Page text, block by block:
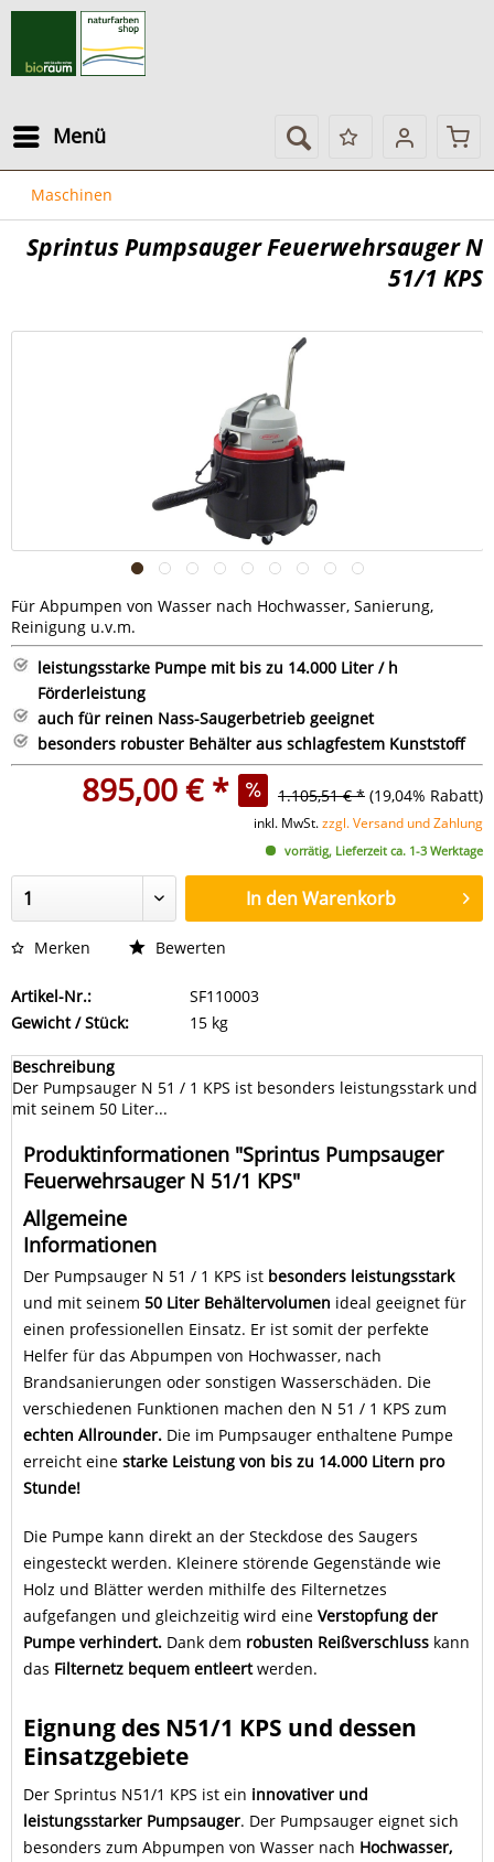
Menü
Maschinen
Sprintus Pumpsauger Feuerwehrsauger N
51/1 KPS
Für Abpumpen von Wasser nach Hochwasser, Sanierung,
Reinigung u.v.m.
leistungsstarke Pumpe mit bis zu 14.000 Liter / h
Förderleistung
auch für reinen Nass-Saugerbetrieb geeignet
besonders robuster Behälter aus schlagfestem Kunststoff
895,00 € * 1.105,51 € * (19,04% Rabatt)
inkl. MwSt.zzgl. Versand und Zahlung
vorrätig, Lieferzeit ca. 1-3 Werktage
In denWarenkorb
Merken Bewerten
Artikel-Nr.:
SF110003
Gewicht / Stück:
15 kg
Beschreibung
Der Pumpsauger N 51 / 1 KPS ist besonders leistungsstark und
mit seinem 50 Liter...
Produktinformationen "Sprintus Pumpsauger
Feuerwehrsauger N 51/1 KPS"
Allgemeine
Informationen
Der Pumpsauger N 51 / 1 KPS ist besonders leistungsstark
und mit seinem 50 Liter Behältervolumen ideal geeignet für
einen professionellen Einsatz. Er ist somit der perfekte
Helfer für das Abpumpen von Hochwasser, nach
Brandsanierungen oder sonstigen Wasserschäden. Die
verschiedenen Funktionen machen den N 51 / 1 KPS zum
echten Allrounder. Die im Pumpsauger enthaltene Pumpe
erreicht eine starke Leistung von bis zu 14.000 Litern pro
Stunde!
Die Pumpe kann direkt an der Steckdose des Saugers
eingesteckt werden. Kleinere störende Gegenstände wie
Holz und Blätter werden mithilfe des Filternetzes
aufgefangen und gleichzeitig wird eine Verstopfung der
Pumpe verhindert. Dank dem robusten Reißverschluss kann
das Filternetz bequem entleertwerden.
Eignung des N51/1 KPS und dessen
Einsatzgebiete
Der Sprintus N51/1 KPS ist ein innovativer und
leistungsstarker Pumpsauger. Der Pumpsauger eignet sich
besonders zum Abpumpen von Wasser nach Hochwasser,